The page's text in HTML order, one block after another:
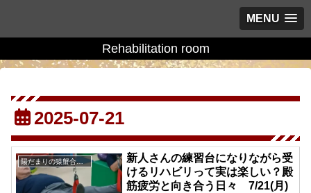
MENU
Rehabilitation room
2025-07-21
陽だまりの猿蟹合戦の庭に
新人さんの練習台になりながら受
けるリハビリって実は楽しい？殿
筋疲労と向き合う日々 7/21(月)